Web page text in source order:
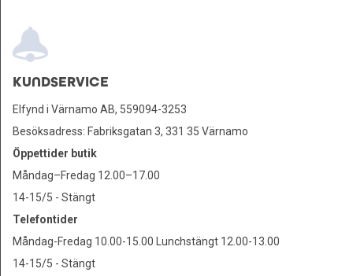
KUNDSERVICE
Elfynd i Värnamo AB, 559094-3253
Besöksadress: Fabriksgatan 3, 331 35 Värnamo
Öppettider butik
Måndag–Fredag 12.00–17.00
14-15/5 - Stängt
Telefontider
Måndag-Fredag 10.00-15.00 Lunchstängt 12.00-13.00
14-15/5 - Stängt